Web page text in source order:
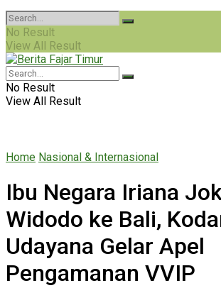
No Result
View All Result
No Result
View All Result
Home Nasional & Internasional
Ibu Negara Iriana
Widodo ke Bali,
Udayana Gelar Apel
Pengamanan VVIP